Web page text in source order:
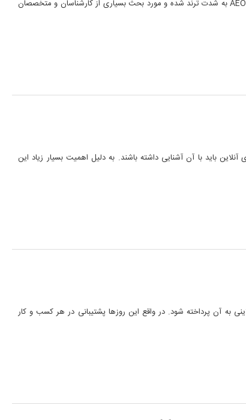
در دنیای بازاریابی دیجیتال و به شکل تخصصی تر سئو ، امروزه سه کلمه SEO ، GEO و AEO به شدت ترند شده و مورد بحث بسیاری از کارشناسان و متخصصان
باید با آن آشنایی داشته باشند. به دلیل اهمیت بسیار زیاد این
به آن پرداخته شود. در واقع این روزها پشتیبانی در هر کسب و کار